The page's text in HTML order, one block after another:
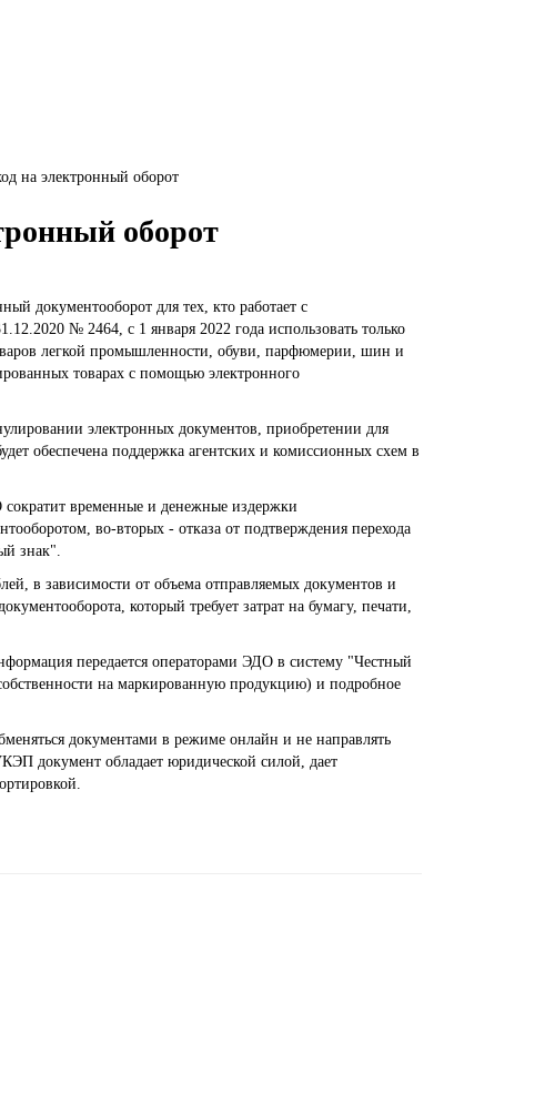
на электронный оборот
оборот
документооборот для тех, кто работает с
№ 2464, с 1 января 2022 года использовать только
легкой промышленности, обуви, парфюмерии, шин и
товарах с помощью электронного
электронных документов, приобретении для
обеспечена поддержка агентских и комиссионных схем в
временные и денежные издержки
во-вторых - отказа от подтверждения перехода
знак".
в зависимости от объема отправляемых документов и
который требует затрат на бумагу, печати,
передается операторами ЭДО в систему "Честный
на маркированную продукцию) и подробное
документами в режиме онлайн и не направлять
документ обладает юридической силой, дает